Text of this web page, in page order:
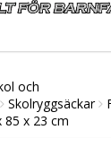
och
Skolryggsäckar
85 x 23 cm